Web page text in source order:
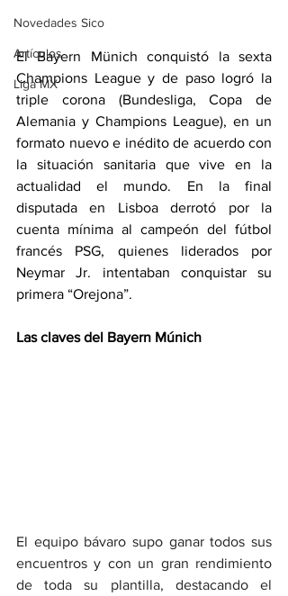
Novedades Sico
Artículos
Liga MX
El Bayern Münich conquistó la sexta
Champions League y de paso logró la
triple corona (Bundesliga, Copa de
Alemania y Champions League), en un
formato nuevo e inédito de acuerdo con
la situación sanitaria que vive en la
actualidad el mundo. En la final
disputada en Lisboa derrotó por la
cuenta mínima al campeón del fútbol
francés PSG, quienes liderados por
Neymar Jr. intentaban conquistar su
primera “Orejona”.
Las claves del Bayern Múnich
El equipo bávaro supo ganar todos sus
encuentros y con un gran rendimiento
de toda su plantilla, destacando el